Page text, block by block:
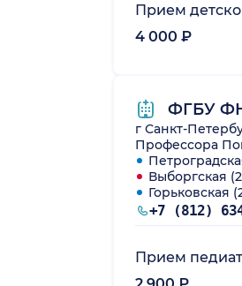
Прием
4 000 ₽
ФГБУ
г Санкт-
Профессора
Выборгская
Горьковская
Прием